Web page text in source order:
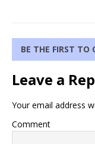
BE THE FIRST TO
Leave a
Your email address
Comment